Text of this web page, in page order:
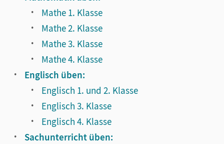
Mathe 1. Klasse
Mathe 2. Klasse
Mathe 3. Klasse
Mathe 4. Klasse
Englisch üben:
Englisch 1. und 2. Klasse
Englisch 3. Klasse
Englisch 4. Klasse
Sachunterricht üben: